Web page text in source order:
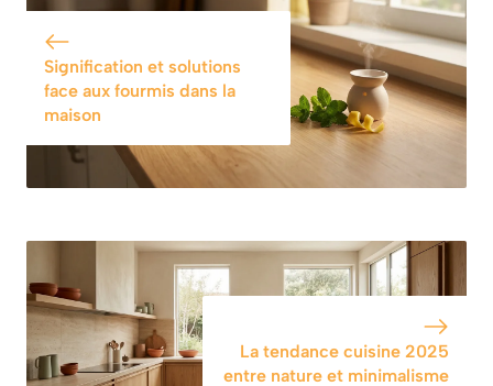
Signification et solutions
face aux fourmis dans la
maison
La tendance cuisine 2025
entre nature et minimalisme